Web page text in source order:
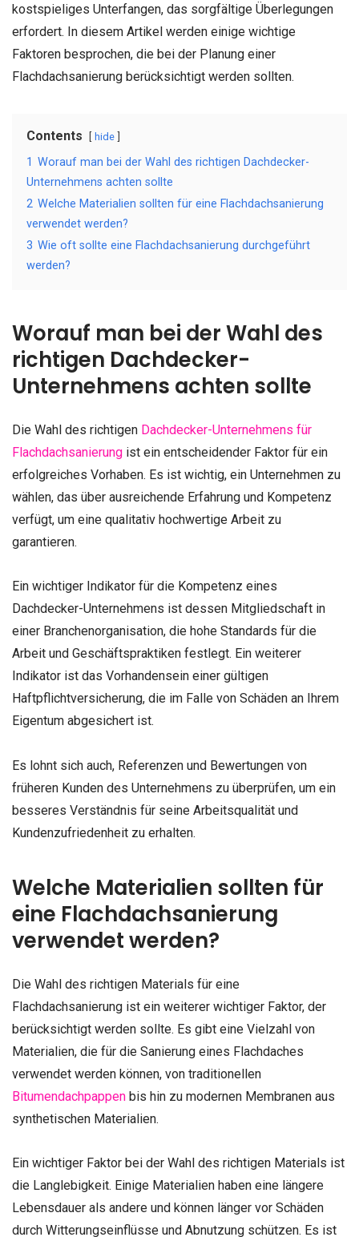
kostspieliges Unterfangen, das sorgfältige Überlegungen
erfordert. In diesem Artikel werden einige wichtige
Faktoren besprochen, die bei der Planung einer
Flachdachsanierung berücksichtigt werden sollten.
Contents hide
1 Worauf man bei der Wahl des richtigen Dachdecker-
Unternehmens achten sollte
2 Welche Materialien sollten für eine Flachdachsanierung
verwendet werden?
3 Wie oft sollte eine Flachdachsanierung durchgeführt
werden?
Worauf man bei der Wahl des
richtigen Dachdecker-
Unternehmens achten sollte
Die Wahl des richtigen Dachdecker-Unternehmens für
Flachdachsanierung ist ein entscheidender Faktor für ein
erfolgreiches Vorhaben. Es ist wichtig, ein Unternehmen zu
wählen, das über ausreichende Erfahrung und Kompetenz
verfügt, um eine qualitativ hochwertige Arbeit zu
garantieren.
Ein wichtiger Indikator für die Kompetenz eines
Dachdecker-Unternehmens ist dessen Mitgliedschaft in
einer Branchenorganisation, die hohe Standards für die
Arbeit und Geschäftspraktiken festlegt. Ein weiterer
Indikator ist das Vorhandensein einer gültigen
Haftpflichtversicherung, die im Falle von Schäden an Ihrem
Eigentum abgesichert ist.
Es lohnt sich auch, Referenzen und Bewertungen von
früheren Kunden des Unternehmens zu überprüfen, um ein
besseres Verständnis für seine Arbeitsqualität und
Kundenzufriedenheit zu erhalten.
Welche Materialien sollten für
eine Flachdachsanierung
verwendet werden?
Die Wahl des richtigen Materials für eine
Flachdachsanierung ist ein weiterer wichtiger Faktor, der
berücksichtigt werden sollte. Es gibt eine Vielzahl von
Materialien, die für die Sanierung eines Flachdaches
verwendet werden können, von traditionellen
Bitumendachpappen bis hin zu modernen Membranen aus
synthetischen Materialien.
Ein wichtiger Faktor bei der Wahl des richtigen Materials ist
die Langlebigkeit. Einige Materialien haben eine längere
Lebensdauer als andere und können länger vor Schäden
durch Witterungseinflüsse und Abnutzung schützen. Es ist